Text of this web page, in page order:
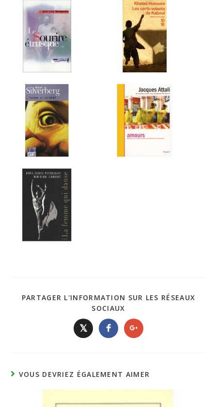
PARTAGER L'INFORMATION SUR LES RÉSEAUX
SOCIAUX
𝕏
VOUS DEVRIEZ ÉGALEMENT AIMER